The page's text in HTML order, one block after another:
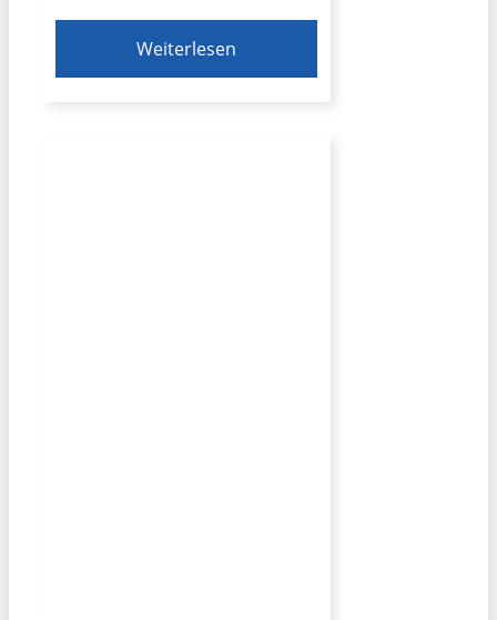
Weiterlesen